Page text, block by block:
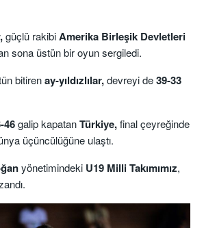
güçlü rakibiAmerika Birleşik Devletleri
sona üstün bir oyun sergiledi.
bitirenay-yıldızlılar,devreyi de39-33
46galip kapatanTürkiye,final çeyreğinde
üçüncülüğüne ulaştı.
yönetimindeki U19 Milli Takımımız,